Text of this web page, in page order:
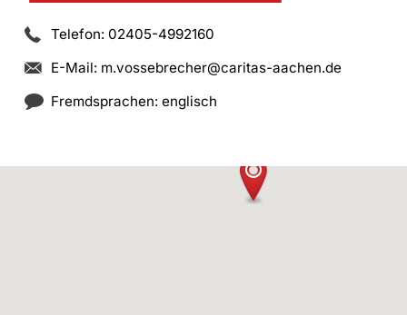
Telefon: 02405-4992160
E-Mail: m.vossebrecher@caritas-aachen.de
Fremdsprachen: englisch